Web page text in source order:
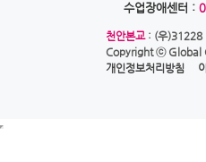
수업장애센터 :
천안본교: (우)31228
Copyright ⓒ Global
개인정보처리방침